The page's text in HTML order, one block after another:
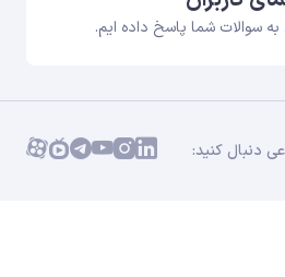
به سوالات شما پاسخ داده ایم.
دنبال کنید: